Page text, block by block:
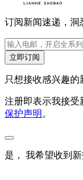
订阅新闻速递，洞
立即订阅
只想接收感兴趣的
注册即表示我接受
保护声明 。
是， 我希望收到